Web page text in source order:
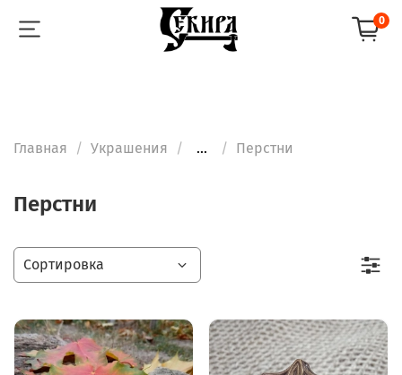
0
Главная Украшения ... Перстни
Перстни